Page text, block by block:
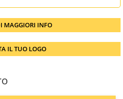
MAGGIORI INFO
IL TUO LOGO